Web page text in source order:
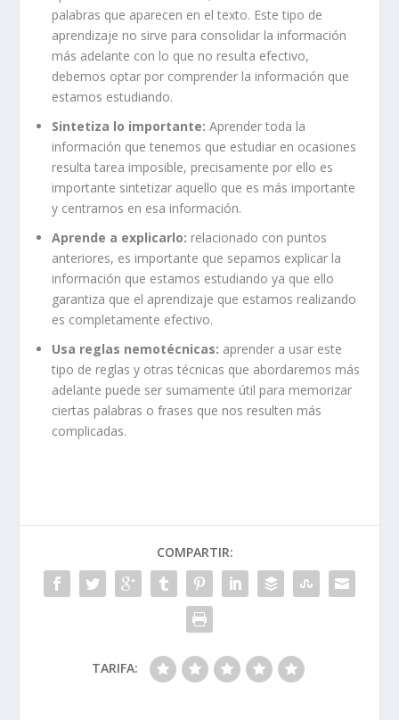
palabras que aparecen en el texto. Este tipo de
aprendizaje no sirve para consolidar la información
más adelante con lo que no resulta efectivo,
debemos optar por comprender la información que
estamos estudiando.
Sintetiza lo importante: Aprender toda la
información que tenemos que estudiar en ocasiones
resulta tarea imposible, precisamente por ello es
importante sintetizar aquello que es más importante
y centrarnos en esa información.
Aprende a explicarlo: relacionado con puntos
anteriores, es importante que sepamos explicar la
información que estamos estudiando ya que ello
garantiza que el aprendizaje que estamos realizando
es completamente efectivo.
Usa reglas nemotécnicas: aprender a usar este
tipo de reglas y otras técnicas que abordaremos más
adelante puede ser sumamente útil para memorizar
ciertas palabras o frases que nos resulten más
complicadas.
COMPARTIR:
TARIFA: